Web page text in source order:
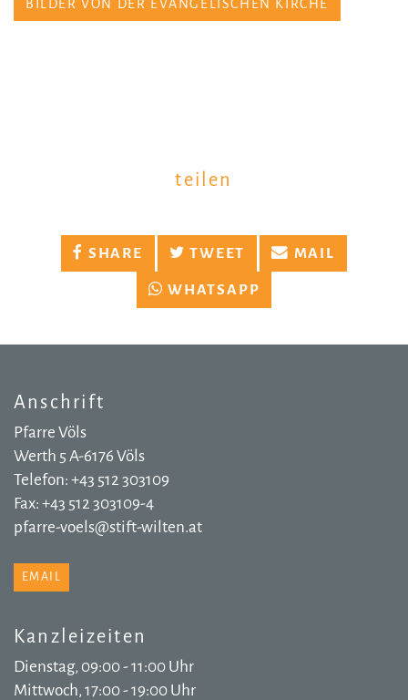
BILDER VON DER EVANGELISCHEN KIRCHE
teilen
SHARE TWEET MAIL
WHATSAPP
Anschrift
Pfarre Völs
Werth 5 A-6176 Völs
Telefon: +43 512 303109
Fax: +43 512 303109-4
pfarre-voels@stift-wilten.at
EMAIL
Kanzleizeiten
Dienstag, 09:00 - 11:00 Uhr
Mittwoch, 17:00 - 19:00 Uhr